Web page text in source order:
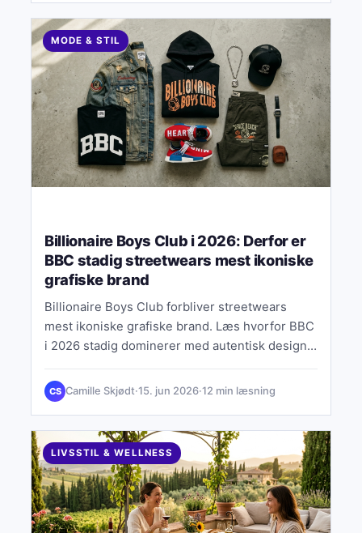
MODE & STIL
Billionaire Boys Club i 2026: Derfor er
BBC stadig streetwears mest ikoniske
grafiske brand
Billionaire Boys Club forbliver streetwears
mest ikoniske grafiske brand. Læs hvorfor BBC
i 2026 stadig dominerer med autentisk design
CS Camille Skjødt·15. jun 2026·12 min læsning
LIVSSTIL & WELLNESS